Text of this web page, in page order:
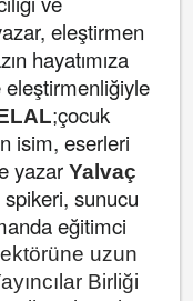
eleştirmen
hayatımıza
eleştirmenliğiyle
;çocuk
isim, eserleri
yazarYalvaç
sunucu
eğitimci
uzun
Birliği